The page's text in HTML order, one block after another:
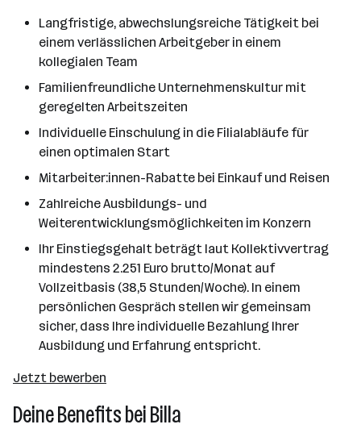
Langfristige, abwechslungsreiche Tätigkeit bei
einem verlässlichen Arbeitgeber in einem
kollegialen Team
Familienfreundliche Unternehmenskultur mit
geregelten Arbeitszeiten
Individuelle Einschulung in die Filialabläufe für
einen optimalen Start
Mitarbeiter:innen-Rabatte bei Einkauf und Reisen
Zahlreiche Ausbildungs- und
Weiterentwicklungsmöglichkeiten im Konzern
Ihr Einstiegsgehalt beträgt laut Kollektivvertrag
mindestens 2.251 Euro brutto/Monat auf
Vollzeitbasis (38,5 Stunden/Woche). In einem
persönlichen Gespräch stellen wir gemeinsam
sicher, dass Ihre individuelle Bezahlung Ihrer
Ausbildung und Erfahrung entspricht.
Jetzt bewerben
Deine Benefits bei Billa